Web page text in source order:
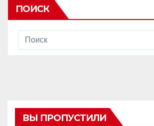
ПОИСК
ВЫ ПРОПУСТИЛИ